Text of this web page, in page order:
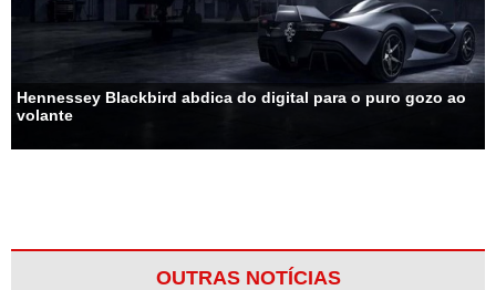
Hennessey Blackbird abdica do digital para o puro gozo ao
volante
OUTRAS NOTÍCIAS